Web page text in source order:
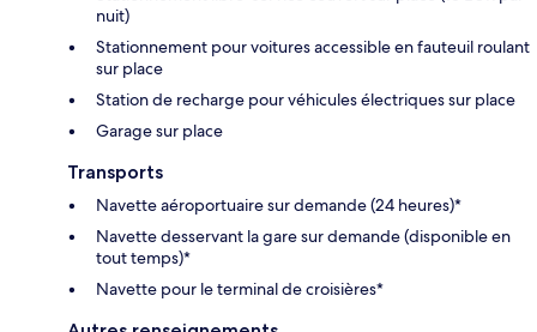
nuit)
Stationnement pour voitures accessible en fauteuil roulant
sur place
Station de recharge pour véhicules électriques sur place
Garage sur place
Transports
Navette aéroportuaire sur demande (24 heures)*
Navette desservant la gare sur demande (disponible en
tout temps)*
Navette pour le terminal de croisières*